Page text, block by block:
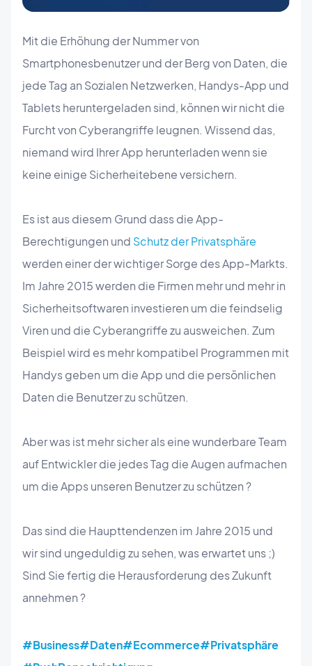
Mit die Erhöhung der Nummer von
Smartphonesbenutzer und der Berg von Daten, die
jede Tag an Sozialen Netzwerken, Handys-App und
Tablets heruntergeladen sind, können wir nicht die
Furcht von Cyberangriffe leugnen. Wissend das,
niemand wird Ihrer App herunterladen wenn sie
keine einige Sicherheitebene versichern.
Es ist aus diesem Grund dass die App-
Berechtigungen und Schutz der Privatsphäre
werden einer der wichtiger Sorge des App-Markts.
Im Jahre 2015 werden die Firmen mehr und mehr in
Sicherheitsoftwaren investieren um die feindselig
Viren und die Cyberangriffe zu ausweichen. Zum
Beispiel wird es mehr kompatibel Programmen mit
Handys geben um die App und die persönlichen
Daten die Benutzer zu schützen.
Aber was ist mehr sicher als eine wunderbare Team
auf Entwickler die jedes Tag die Augen aufmachen
um die Apps unseren Benutzer zu schützen ?
Das sind die Haupttendenzen im Jahre 2015 und
wir sind ungeduldig zu sehen, was erwartet uns ;)
Sind Sie fertig die Herausforderung des Zukunft
annehmen ?
#Business#Daten#Ecommerce#Privatsphäre